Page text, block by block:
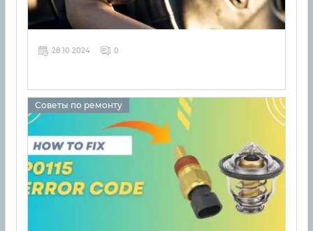
28 10 2024 0
Советы по ремонту